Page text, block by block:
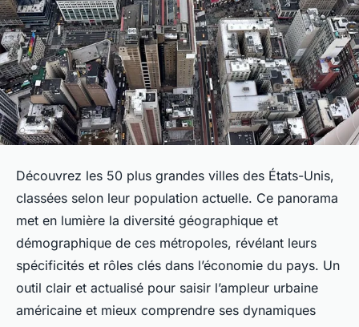
Découvrez les 50 plus grandes villes des États-Unis,
classées selon leur population actuelle. Ce panorama
met en lumière la diversité géographique et
démographique de ces métropoles, révélant leurs
spécificités et rôles clés dans l’économie du pays. Un
outil clair et actualisé pour saisir l’ampleur urbaine
américaine et mieux comprendre ses dynamiques